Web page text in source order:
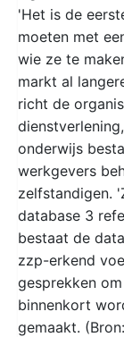
'Het is de
moeten met
wie ze te
markt al
richt de
onderwijs
werkgevers
zelfstandigen.
database 3
bestaat de
zzp-erkend
gesprekken
binnenkort
gemaakt.